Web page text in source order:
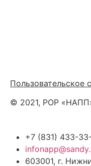
Пользовательское
© 2021, РОР
+7 (831) 433-
603001, г.